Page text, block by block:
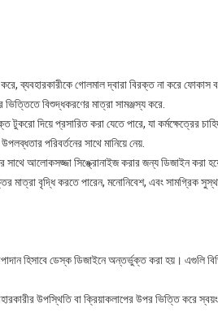
ব্যবহারকারীকে গোলমাল দ্বারা বিরক্ত না করে ফোকাস
ভিত্তিতে বিশুদ্ধকরণের মাত্রা সামঞ্জস্য করে.
দিয়ে প্রসারিত করা যেতে পারে, যা কর্মক্ষেত্রের
পরিবর্তনের সাথে মানিয়ে নেয়.
সাথে আলোকসজ্জা সিঙ্ক্রোনাইজ করার জন্য ডিজাইন করা
মাত্রা বৃদ্ধি করতে পারেন, মনোনিবেশ, এবং সামগ্রিক
হিসাবে ডেস্ক ডিজাইনে অন্তর্ভুক্ত করা হয়। এগুলি
উপস্থিতি বা ক্রিয়াকলাপের উপর ভিত্তি করে